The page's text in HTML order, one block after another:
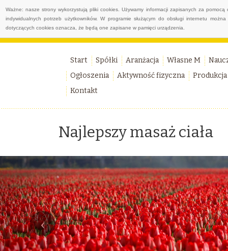
Ważne: nasze strony wykorzystują pliki cookies. Używamy informacji zapisanych za
indywidualnych potrzeb użytkowników. W programie służącym do obsługi internetu
dotyczących cookies oznacza, że będą one zapisane w pamięci urządzenia.
Start Spółki Aranżacja Własne M
Ogłoszenia
Aktywność fizyczna
Produkcja
Kontakt
Najlepszy masaż ciała